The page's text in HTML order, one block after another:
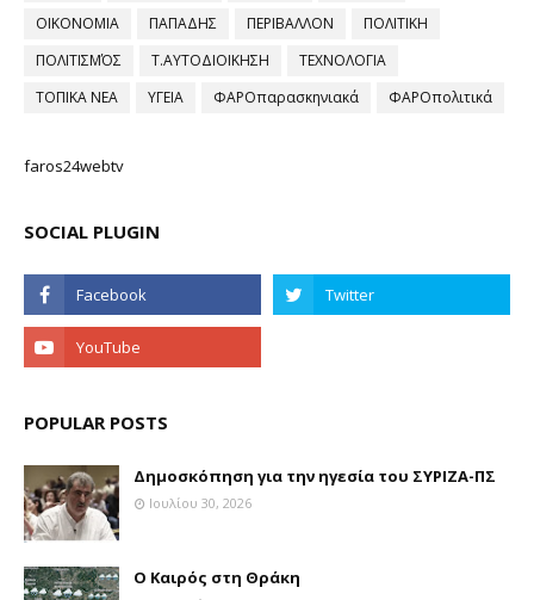
ΟΙΚΟΝΟΜΙΑ
ΠΑΠΑΔΗΣ ΠΕΡΙΒΑΛΛΟΝ
ΠΟΛΙΤΙΚΗ
ΠΟΛΙΤΙΣΜΌΣ
Τ.ΑΥΤΟΔΙΟΙΚΗΣΗ
ΤΕΧΝΟΛΟΓΙΑ
ΤΟΠΙΚΑ ΝΕΑ
ΥΓΕΙΑ ΦΑΡΟπαρασκηνιακά ΦΑΡΟπολιτικά
faros24webtv
SOCIAL PLUGIN
POPULAR POSTS
Δημοσκόπηση για την ηγεσία του ΣΥΡΙΖΑ-ΠΣ
Ιουλίου 30, 2026
Ο Καιρός στη Θράκη